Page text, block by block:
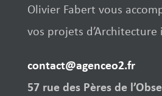
Olivier Fabert vous
vos projets
contact@agenceo2.fr
57 rue des Pères de